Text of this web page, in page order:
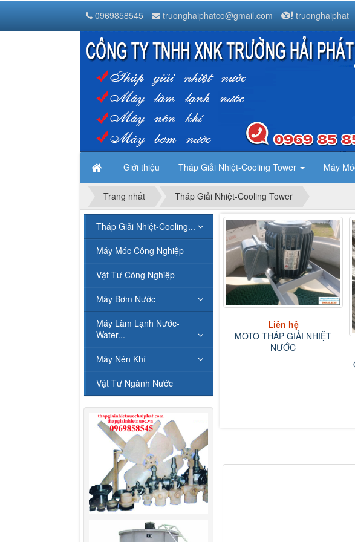
Hà Nội
Giới thiệu Tháp Giải Nhiệt-Cooling Tower Máy
0969858545 truonghaiphatco@gmail.com truonghaiphat
Trang nhất Tháp Giải Nhiệt-Cooling Tower
Liên hệ
MOTO THÁP GIẢI NHIỆT
NƯỚC
Liên hệ
Tháp Giải Nhiệt-Cooling...
Máy Móc Công Nghiệp
Vật Tư Công Nghiệp
Máy Bơm Nước
Máy Làm Lạnh Nước-
Water...
Máy Nén Khí
Vật Tư Ngành Nước